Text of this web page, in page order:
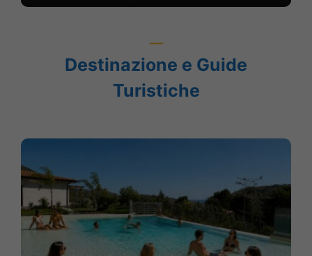
Destinazione e Guide
Turistiche